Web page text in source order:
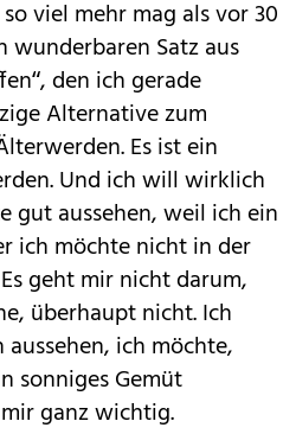
viel mehr mag als vor 30
wunderbaren Satz aus
den ich gerade
Alternative zum
Es ist ein
Und ich will wirklich
gut aussehen, weil ich ein
ich möchte nicht in der
geht mir nicht darum,
überhaupt nicht. Ich
ich möchte,
sonniges Gemüt
ganz wichtig.